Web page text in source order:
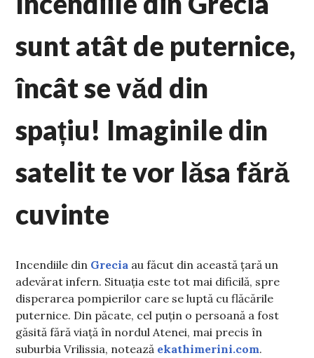
sunt atât de puternice,
încât se văd din
spațiu! Imaginile din
satelit te vor lăsa fără
cuvinte
Incendiile din Grecia au făcut din această țară un
adevărat infern. Situația este tot mai dificilă, spre
disperarea pompierilor care se luptă cu flăcările
puternice. Din păcate, cel puțin o persoană a fost
găsită fără viață în nordul Atenei, mai precis în
suburbia Vrilissia, notează ekathimerini.com.